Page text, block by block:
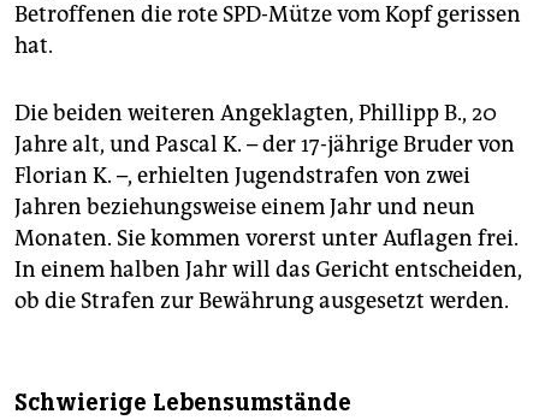
Betroffenen die rote SPD-Mütze vom Kopf gerissen
hat.
Die beiden weiteren Angeklagten, Phillipp B., 20
Jahre alt, und Pascal K. – der 17-jährige Bruder von
Florian K. –, erhielten Jugendstrafen von zwei
Jahren beziehungsweise einem Jahr und neun
Monaten. Sie kommen vorerst unter Auflagen frei.
In einem halben Jahr will das Gericht entscheiden,
ob die Strafen zur Bewährung ausgesetzt werden.
Schwierige Lebensumstände